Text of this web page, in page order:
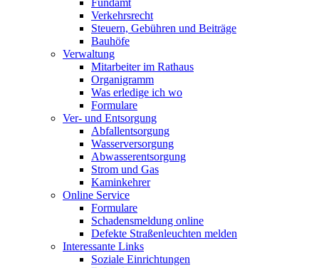
Fundamt
Verkehrsrecht
Steuern, Gebühren und Beiträge
Bauhöfe
Verwaltung
Mitarbeiter im Rathaus
Organigramm
Was erledige ich wo
Formulare
Ver- und Entsorgung
Abfallentsorgung
Wasserversorgung
Abwasserentsorgung
Strom und Gas
Kaminkehrer
Online Service
Formulare
Schadensmeldung online
Defekte Straßenleuchten melden
Interessante Links
Soziale Einrichtungen